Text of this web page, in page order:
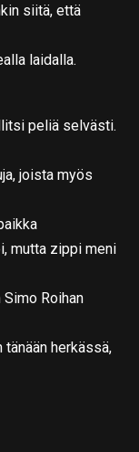
siitä, että
laidalla.
peliä selvästi.
joista myös
mutta zippi meni
Roihan
herkässä,